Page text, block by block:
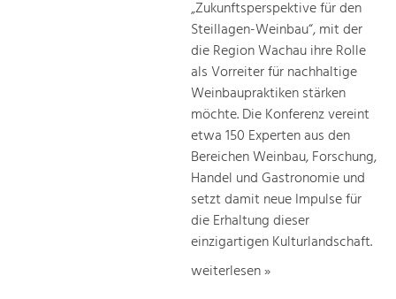
„Zukunftsperspektive für den
Steillagen-Weinbau“, mit der
die Region Wachau ihre Rolle
als Vorreiter für nachhaltige
Weinbaupraktiken stärken
möchte. Die Konferenz vereint
etwa 150 Experten aus den
Bereichen Weinbau, Forschung,
Handel und Gastronomie und
setzt damit neue Impulse für
die Erhaltung dieser
einzigartigen Kulturlandschaft.
weiterlesen »